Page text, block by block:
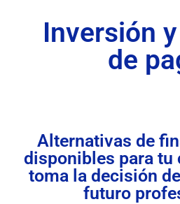
Inversión
de
Alternativas de
disponibles para tu
toma la decisión
futuro